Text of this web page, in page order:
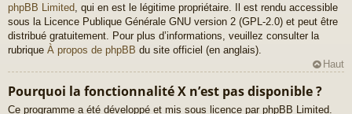
phpBB Limited , qui en est le légitime propriétaire. Il est rendu accessible
sous la Licence Publique Générale GNU version 2 (GPL-2.0) et peut être
distribué gratuitement. Pour plus d’informations, veuillez consulter la
rubrique À propos de phpBB du site officiel (en anglais).
Haut
Pourquoi la fonctionnalité X n’est pas disponible ?
Ce programme a été développé et mis sous licence par phpBB Limited.